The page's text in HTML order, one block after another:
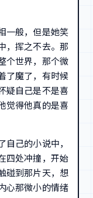
一般，但是她笑
，挥之不去。那
个世界，那个微
了魔了，有时候
疑自己是不是喜
觉得他真的是喜
己的小说中，
四处冲撞，开始
碰到那片天，想
心那微小的情绪